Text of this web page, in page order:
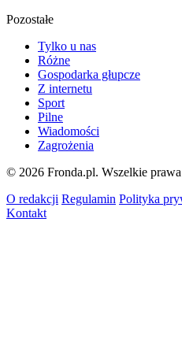
Pozostałe
Tylko u nas
Różne
Gospodarka głupcze
Z internetu
Sport
Pilne
Wiadomości
Zagrożenia
© 2026 Fronda.pl. Wszelkie prawa
O redakcji Regulamin Polityka
Kontakt